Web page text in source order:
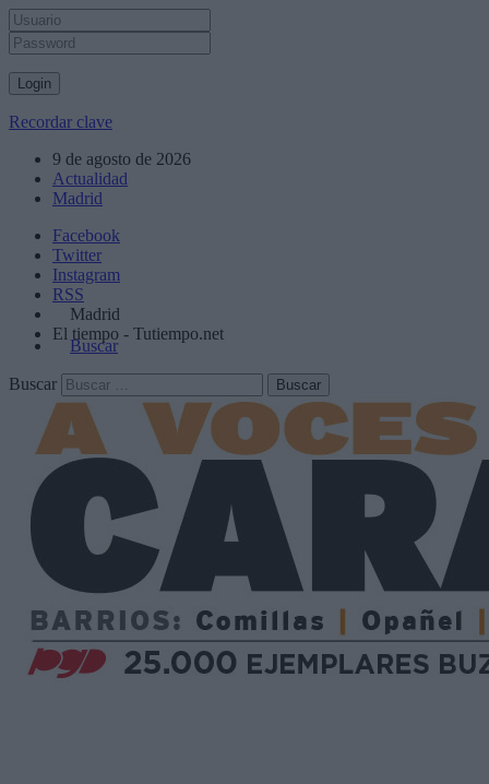
Recordar clave
9 de agosto de 2026
Actualidad
Madrid
Facebook
Twitter
Instagram
RSS
Madrid
El tiempo - Tutiempo.net
Buscar
Buscar